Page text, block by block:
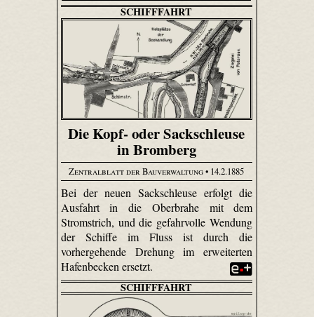
SCHIFFFAHRT
Die Kopf- oder Sackschleuse
in Bromberg
Zentralblatt der Bauverwaltung• 14.2.1885
Bei der neuen Sackschleuse erfolgt die
Ausfahrt in die Oberbrahe mit dem
Stromstrich, und die gefahrvolle Wendung
der Schiffe im Fluss ist durch die
vorhergehende Drehung im erweiterten
Hafenbecken ersetzt.
SCHIFFFAHRT